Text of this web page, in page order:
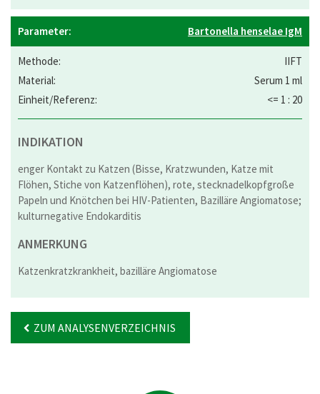
Bartonella henselae IgM
IIFT
Serum 1 ml
<= 1 : 20
INDIKATION
enger Kontakt zu Katzen (Bisse, Kratzwunden, Katze mit
Flöhen, Stiche von Katzenflöhen), rote, stecknadelkopfgroße
Papeln und Knötchen bei HIV-Patienten, Bazilläre Angiomatose;
kulturnegative Endokarditis
ANMERKUNG
Katzenkratzkrankheit, bazilläre Angiomatose
ZUM ANALYSENVERZEICHNIS